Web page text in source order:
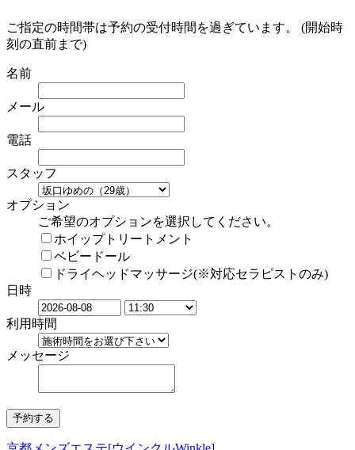
ご指定の時間帯は予約の受付時間を過ぎています。 (開始時
刻の直前まで)
名前
メール
電話
スタッフ
オプション
ご希望のオプションを選択してください。
ホイップトリートメント
ベビードール
ドライヘッドマッサージ(※対応セラピストのみ)
日時
利用時間
メッセージ